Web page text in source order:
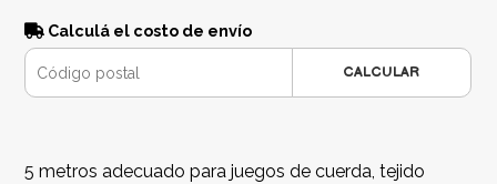
Calculá el costo de envío
CALCULAR
5 metros adecuado para juegos de cuerda, tejido